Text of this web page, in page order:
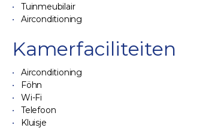
Tuinmeubilair
Airconditioning
Kamerfaciliteiten
Airconditioning
Föhn
Wi-Fi
Telefoon
Kluisje